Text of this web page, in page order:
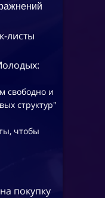
листы
свободно и
структур"
чтобы
на покупку